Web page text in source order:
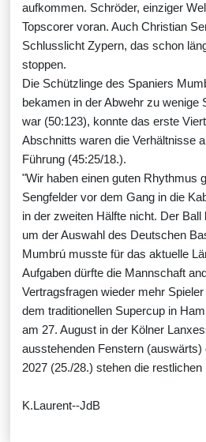
aufkommen. Schröder, einziger
Topscorer voran. Auch Christian
Schlusslicht Zypern, das schon
stoppen.
Die Schützlinge des Spaniers
bekamen in der Abwehr zu wenige
war (50:123), konnte das erste
Abschnitts waren die Verhältnisse
Führung (45:25/18.).
"Wir haben einen guten Rhythmus
Sengfelder vor dem Gang in die
in der zweiten Hälfte nicht. Der
um der Auswahl des Deutschen
Mumbrú musste für das aktuelle
Aufgaben dürfte die Mannschaft
Vertragsfragen wieder mehr
dem traditionellen Supercup in
am 27. August in der Kölner
ausstehenden Fenstern
2027 (25./28.) stehen die restlichen
K.Laurent--JdB